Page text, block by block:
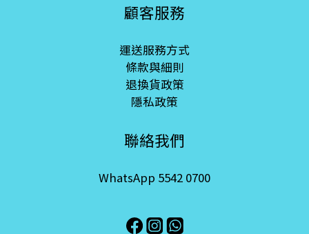
顧客服務
運送服務方式
條款與細則
退換貨政策
隱私政策
聯絡我們
WhatsApp 5542 0700